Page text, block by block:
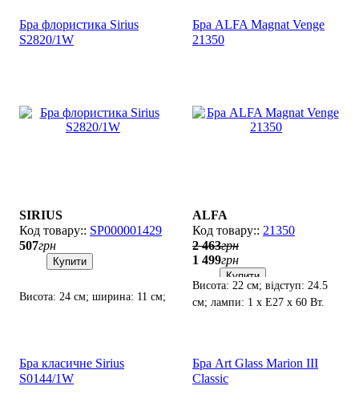
Бра флористика Sirius
S2820/1W
SIRIUS
SP000001429
507грн
Купити
Висота: 24 см; ширина: 11 см;
Бра ALFA Magnat Venge
21350
ALFA
21350
2 463грн
1 499грн
Купити
Висота: 22 см; відступ: 24.5
см; лампи: 1 х Е27 х 60 Вт.
Бра класичне Sirius
S0144/1W
Бра Art Glass Marion III
Classic